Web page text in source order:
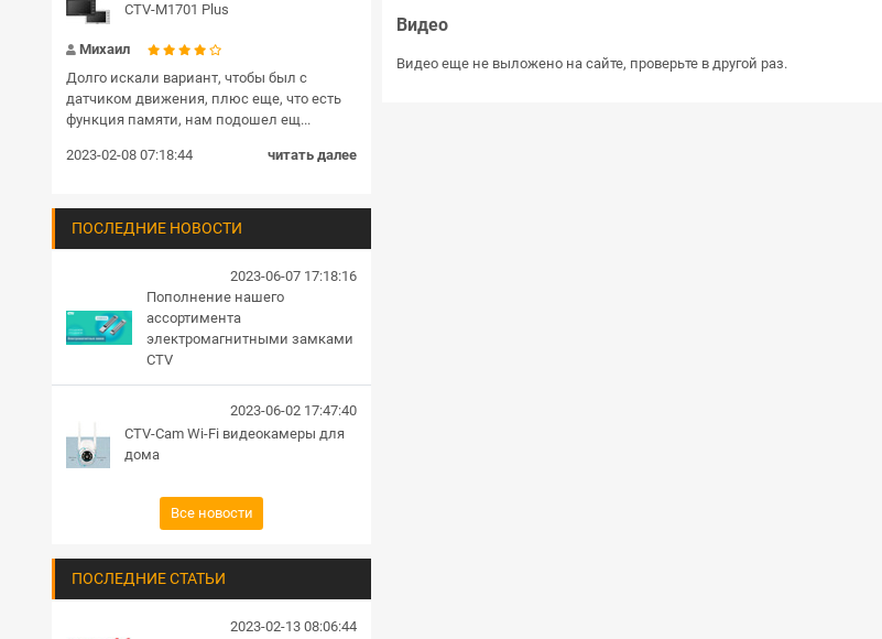
CTV-M1701 Plus
Михаил
Долго искали вариант, чтобы был с
датчиком движения, плюс еще, что есть
функция памяти, нам подошел ещ...
2023-02-08 07:18:44 читать далее
ПОСЛЕДНИЕ НОВОСТИ
2023-06-07 17:18:16
Пополнение нашего
ассортимента
электромагнитными замками
CTV
2023-06-02 17:47:40
CTV-Cam Wi-Fi видеокамеры для
дома
Все новости
ПОСЛЕДНИЕ СТАТЬИ
2023-02-13 08:06:44
Видео
Видео еще не выложено на сайте, проверьте в другой раз.